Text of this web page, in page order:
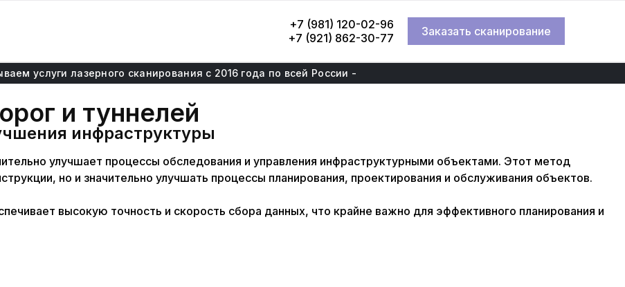
+7 (981) 120-02-96
+7 (921) 862-30-77
Заказать сканирование
услуги лазерного сканирования с 2016 года по всей России -
и туннелей
инфраструктуры
улучшает процессы обследования и управления инфраструктурными объектами. Этот метод
но и значительно улучшать процессы планирования, проектирования и обслуживания объектов.
высокую точность и скорость сбора данных, что крайне важно для эффективного планирования и